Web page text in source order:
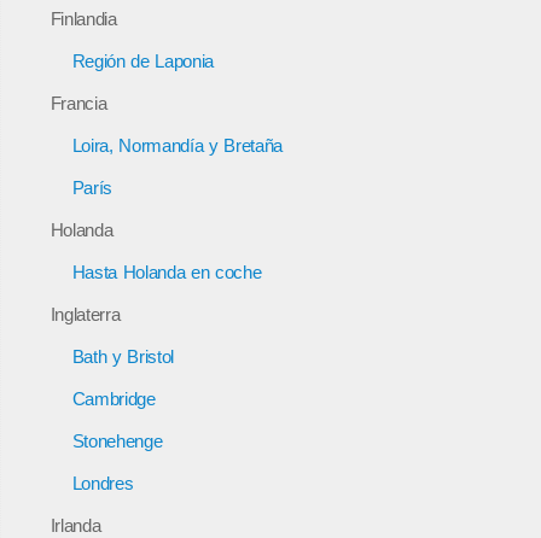
Finlandia
Región de Laponia
Francia
Loira, Normandía y Bretaña
París
Holanda
Hasta Holanda en coche
Inglaterra
Bath y Bristol
Cambridge
Stonehenge
Londres
Irlanda